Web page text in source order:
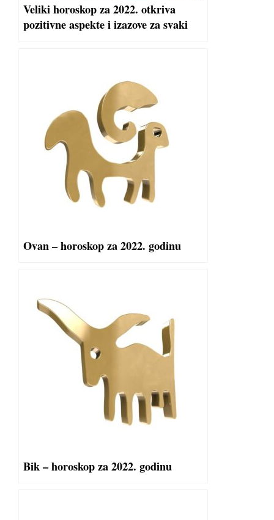
Veliki horoskop za 2022. otkriva
pozitivne aspekte i izazove za svaki
Ovan – horoskop za 2022. godinu
Bik – horoskop za 2022. godinu